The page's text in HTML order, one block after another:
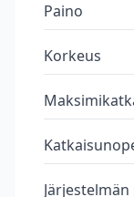
Paino
Korkeus